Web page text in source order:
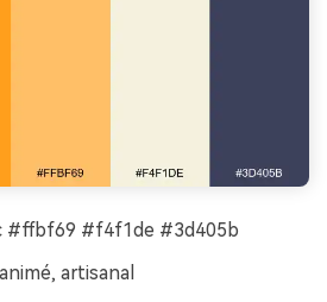
#f4f1de #3d405b
artisanal